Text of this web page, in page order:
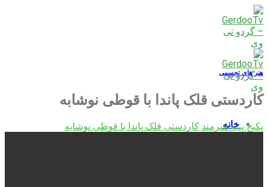
Skip
to
content
خانه
هنر های تجسمی
کاردستی قلک پاندا با قوطی نوشابه
پکیج پنبه هنرمند کاردستی قلک پاندا با قوطی نوشابه